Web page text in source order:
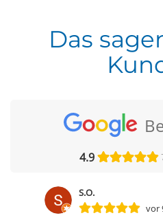
Das
4.9
S.O.
vor